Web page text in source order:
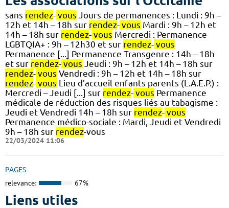
sans rendez- vous Jours de permanences : Lundi : 9h –
12h et 14h – 18h sur rendez- vous Mardi : 9h – 12h et
14h – 18h sur rendez- vous Mercredi : Permanence
LGBTQIA+ : 9h – 12h30 et sur rendez- vous
Permanence [...] Permanence Transgenre : 14h – 18h
et sur rendez- vous Jeudi : 9h – 12h et 14h – 18h sur
rendez- vous Vendredi : 9h – 12h et 14h – 18h sur
rendez- vous Lieu d’accueil enfants parents (L.A.E.P.) :
Mercredi – Jeudi [...] sur rendez- vous Permanence
médicale de réduction des risques liés au tabagisme :
Jeudi et Vendredi 14h – 18h sur rendez- vous
Permanence médico-sociale : Mardi, Jeudi et Vendredi
9h – 18h sur rendez-vous
22/03/2024 11:06
PAGES
relevance: 67%
Liens utiles